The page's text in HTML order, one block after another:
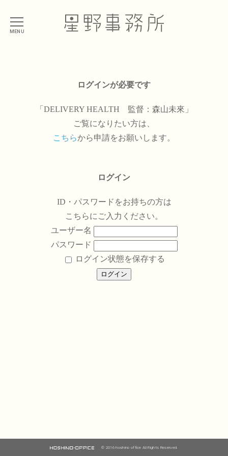
ログインが必要です
「DELIVERY HEALTH 監督：森山未來」
ご覧になりたい方は、
こちらから申請をお願いします。
ログイン
ID・パスワードをお持ちの方は
こちらにご入力ください。
ユーザー名
パスワード
ログイン状態を保存する
© 2016 hoshino office All Rights Reserved.
MENU